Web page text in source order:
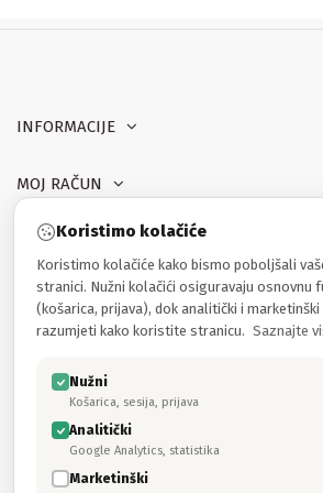
Koristimo kolačiće
Koristimo kolačiće kako bismo poboljšali
stranici. Nužni kolačići osiguravaju osnovnu
(košarica, prijava), dok analitički i
razumjeti kako koristite stranicu. Saznajte
Nužni
Košarica, sesija, prijava
Analitički
Google Analytics, statistika
Marketinški
INFORMACIJE
MOJ RAČUN
PROIZVODI
Kontakt
Newsletter